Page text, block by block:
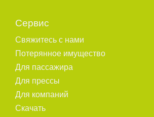
Сервис
Свяжитесь с нами
Потерянное имущество
Для пассажира
Для прессы
Для компаний
Скачать